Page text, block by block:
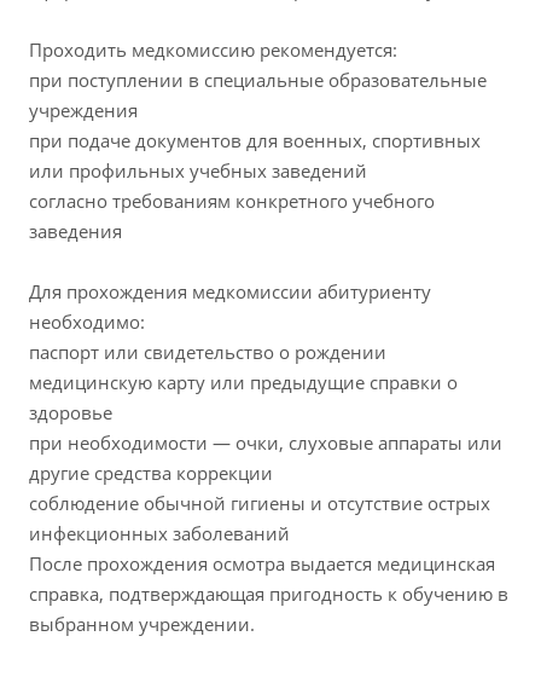
Проходить медкомиссию рекомендуется:
при поступлении в специальные образовательные
учреждения
при подаче документов для военных, спортивных
или профильных учебных заведений
согласно требованиям конкретного учебного
заведения
Для прохождения медкомиссии абитуриенту
необходимо:
паспорт или свидетельство о рождении
медицинскую карту или предыдущие справки о
здоровье
при необходимости — очки, слуховые аппараты или
другие средства коррекции
соблюдение обычной гигиены и отсутствие острых
инфекционных заболеваний
После прохождения осмотра выдается медицинская
справка, подтверждающая пригодность к обучению в
выбранном учреждении.